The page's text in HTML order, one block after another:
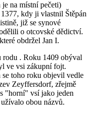
na místní pečeti)
kdy ji vlastnil Štěpán
již se synové
o otcovské dědictví.
obdržel Jan I.
rodu . Roku 1409 obýval
ve vsi zákupní fojt.
toho roku objevil vedle
Zeyffersdorf, zřejmě
"horní" vsí jako jeden
obou názvů.